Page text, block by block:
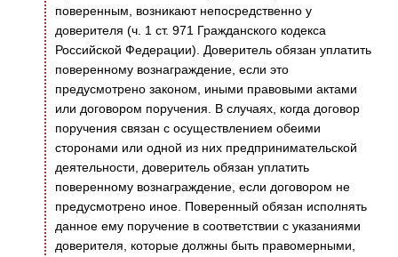
поверенным, возникают непосредственно у
доверителя (ч. 1 ст. 971 Гражданского кодекса
Российской Федерации). Доверитель обязан уплатить
поверенному вознаграждение, если это
предусмотрено законом, иными правовыми актами
или договором поручения. В случаях, когда договор
поручения связан с осуществлением обеими
сторонами или одной из них предпринимательской
деятельности, доверитель обязан уплатить
поверенному вознаграждение, если договором не
предусмотрено иное. Поверенный обязан исполнять
данное ему поручение в соответствии с указаниями
доверителя, которые должны быть правомерными,